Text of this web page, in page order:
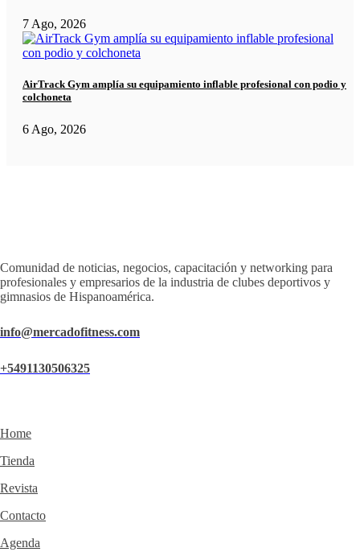
7 Ago, 2026
AirTrack Gym amplía su equipamiento inflable profesional con podio y
colchoneta
6 Ago, 2026
Comunidad de noticias, negocios, capacitación y networking para
profesionales y empresarios de la industria de clubes deportivos y
gimnasios de Hispanoamérica.
info@mercadofitness.com
+5491130506325
Home
Tienda
Revista
Contacto
Agenda